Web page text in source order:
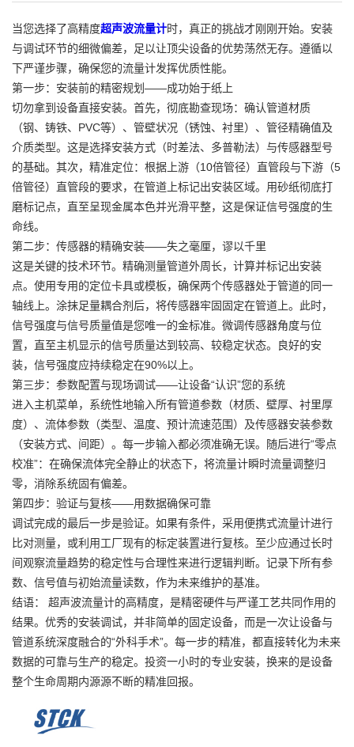
当您选择了高精度超声波流量计时，真正的挑战才刚刚开始。安装
与调试环节的细微偏差，足以让顶尖设备的优势荡然无存。遵循以
下严谨步骤，确保您的流量计发挥优质性能。
第一步：安装前的精密规划——成功始于纸上
切勿拿到设备直接安装。首先，彻底勘查现场：确认管道材质
（钢、铸铁、PVC等）、管壁状况（锈蚀、衬里）、管径精确值及
介质类型。这是选择安装方式（时差法、多普勒法）与传感器型号
的基础。其次，精准定位：根据上游（10倍管径）直管段与下游（5
倍管径）直管段的要求，在管道上标记出安装区域。用砂纸彻底打
磨标记点，直至呈现金属本色并光滑平整，这是保证信号强度的生
命线。
第二步：传感器的精确安装——失之毫厘，谬以千里
这是关键的技术环节。精确测量管道外周长，计算并标记出安装
点。使用专用的定位卡具或模板，确保两个传感器处于管道的同一
轴线上。涂抹足量耦合剂后，将传感器牢固固定在管道上。此时，
信号强度与信号质量值是您唯一的金标准。微调传感器角度与位
置，直至主机显示的信号质量达到较高、较稳定状态。良好的安
装，信号强度应持续稳定在90%以上。
第三步：参数配置与现场调试——让设备“认识”您的系统
进入主机菜单，系统性地输入所有管道参数（材质、壁厚、衬里厚
度）、流体参数（类型、温度、预计流速范围）及传感器安装参数
（安装方式、间距）。每一步输入都必须准确无误。随后进行“零点
校准”：在确保流体完全静止的状态下，将流量计瞬时流量调整归
零，消除系统固有偏差。
第四步：验证与复核——用数据确保可靠
调试完成的最后一步是验证。如果有条件，采用便携式流量计进行
比对测量，或利用工厂现有的标定装置进行复核。至少应通过长时
间观察流量趋势的稳定性与合理性来进行逻辑判断。记录下所有参
数、信号值与初始流量读数，作为未来维护的基准。
结语： 超声波流量计的高精度，是精密硬件与严谨工艺共同作用的
结果。优秀的安装调试，并非简单的固定设备，而是一次让设备与
管道系统深度融合的“外科手术”。每一步的精准，都直接转化为未来
数据的可靠与生产的稳定。投资一小时的专业安装，换来的是设备
整个生命周期内源源不断的精准回报。